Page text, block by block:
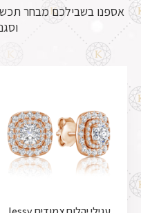
אספנו בשבילכם מבחר